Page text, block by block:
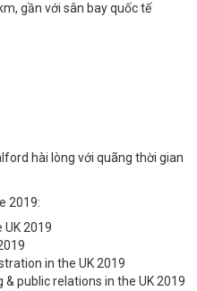
gần với sân bay quốc tế
hài lòng với quãng thời gian
2019:
2019
in the UK 2019
public relations in the UK 2019